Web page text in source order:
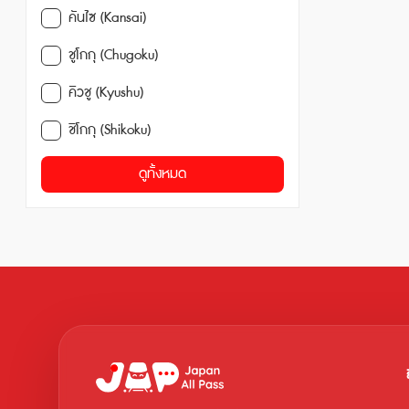
คันไซ (Kansai)
ชูโกกุ (Chugoku)
คิวชู (Kyushu)
ชิโกกุ (Shikoku)
ดูทั้งหมด